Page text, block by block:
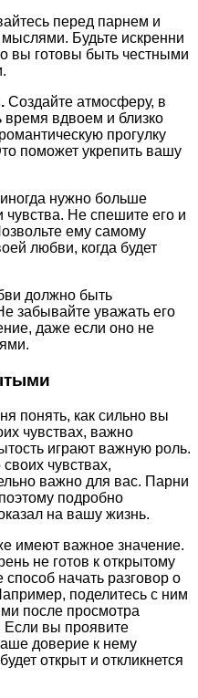
перед парнем и
Будьте искренни
вы готовы быть честными
Создайте атмосферу, в
время вдвоем и близко
прогулку
поможет укрепить вашу
нужно больше
чувства. Не спешите его и
ему самому
любви, когда будет
должно быть
забывайте уважать его
даже если оно не
понять, как сильно вы
чувствах, важно
играют важную роль.
чувствах,
важно для вас. Парни
подробно
на вашу жизнь.
имеют важное значение.
не готов к открытому
способ начать разговор о
поделитесь с ним
после просмотра
Если вы проявите
доверие к нему
открыт и откликнется